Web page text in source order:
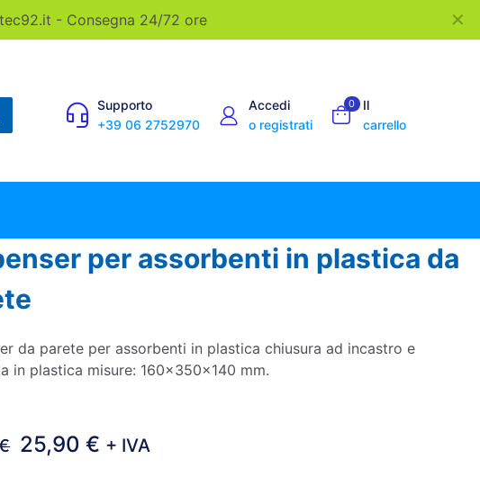
- Consegna 24/72 ore ✕
Supporto
+39 06 2752970
Accedi
o registrati
0
Il
carrello
per assorbenti in plastica da
da parete per assorbenti in plastica chiusura ad incastro e
in plastica misure: 160x350x140 mm.
Il
25,90€ Il
+ IVA